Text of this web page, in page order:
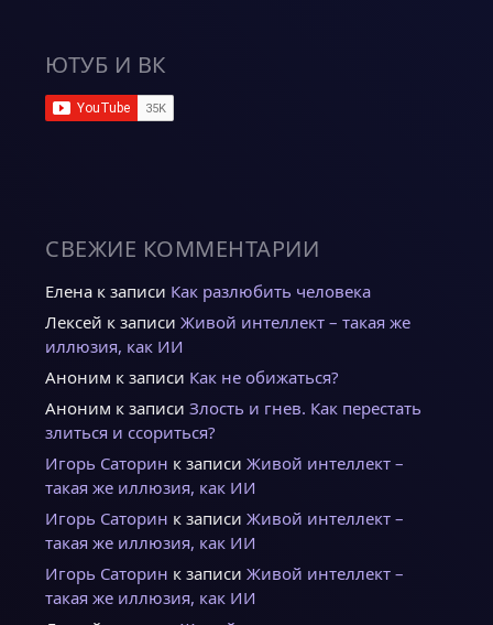
ЮТУБ И ВК
СВЕЖИЕ КОММЕНТАРИИ
Елена к записи Как разлюбить человека
Лексей к записи Живой интеллект – такая же
иллюзия, как ИИ
Аноним к записи Как не обижаться?
Аноним к записи Злость и гнев. Как перестать
злиться и ссориться?
Игорь Саторин к записи Живой интеллект –
такая же иллюзия, как ИИ
Игорь Саторин к записи Живой интеллект –
такая же иллюзия, как ИИ
Игорь Саторин к записи Живой интеллект –
такая же иллюзия, как ИИ